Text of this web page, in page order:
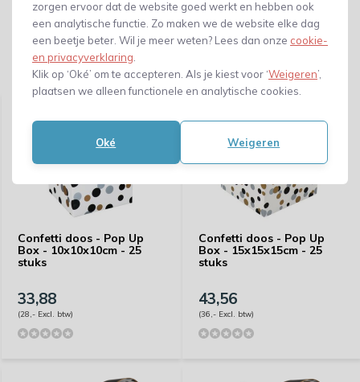
zorgen ervoor dat de website goed werkt en hebben ook
een analytische functie. Zo maken we de website elke dag
een beetje beter. Wil je meer weten? Lees dan onze cookie-
en privacyverklaring
Klik op ‘Oké’ om te accepteren. Als je kiest voor ‘Weigeren’,
plaatsen we alleen functionele en analytische cookies.
Oké Weigeren
Gerelateerde producten
Confetti doos - Pop Up
Box - 10x10x10cm - 25
stuks
33,88
(28,- Excl. btw)
Confetti doos - Pop Up
Box - 15x15x15cm - 25
stuks
43,56
(36,- Excl. btw)